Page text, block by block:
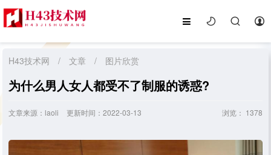
H43技术网 / 文章 / 图片欣赏
为什么男人女人都受不了制服的诱惑?
文章来源：laoli 更新时间：2022-03-13 浏览： 1378